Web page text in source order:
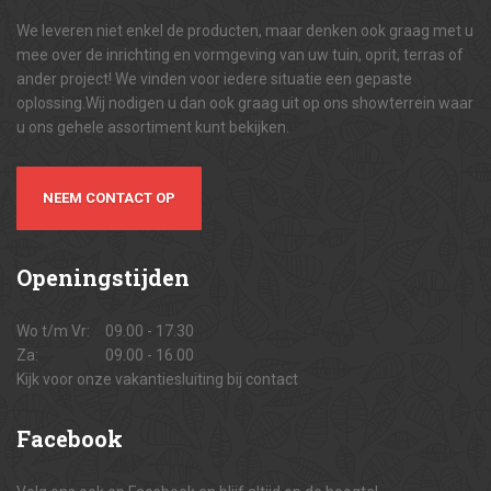
We leveren niet enkel de producten, maar denken ook graag met u
mee over de inrichting en vormgeving van uw tuin, oprit, terras of
ander project! We vinden voor iedere situatie een gepaste
oplossing.Wij nodigen u dan ook graag uit op ons showterrein waar
u ons gehele assortiment kunt bekijken.
NEEM CONTACT OP
Openingstijden
Wo t/m Vr:
09.00 - 17.30
Za:
09.00 - 16.00
Kijk voor onze vakantiesluiting bij contact
Facebook